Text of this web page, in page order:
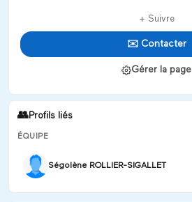
+ Suivre
✉️ Contacter
Gérer la page
👥Profils liés
ÉQUIPE
Ségolène ROLLIER-SIGALLET